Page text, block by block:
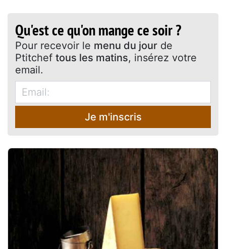
Qu'est ce qu'on mange ce soir ?
Pour recevoir le menu du jour de
Ptitchef tous les matins, insérez votre
email.
Je m'inscris